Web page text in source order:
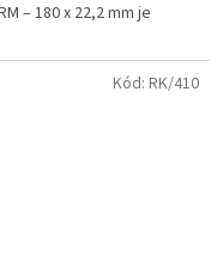
– 180 x 22,2 mm je
Kód: RK/410